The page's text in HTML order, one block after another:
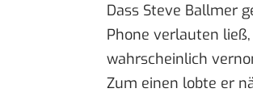
Dass Steve Ballmer
Phone verlauten ließ,
wahrscheinlich
Zum einen lobte er